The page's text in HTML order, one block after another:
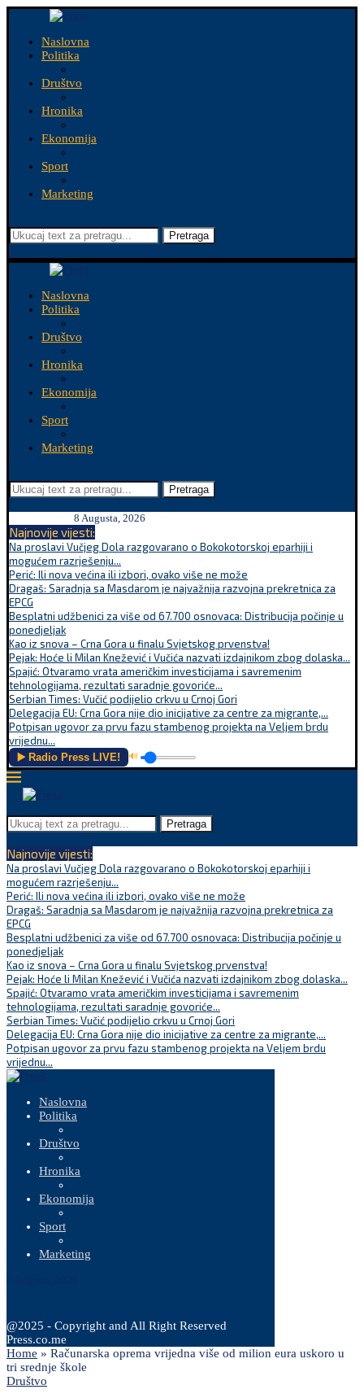
Naslovna
Politika
Društvo
Hronika
Ekonomija
Sport
Marketing
Pretraga
Naslovna
Politika
Društvo
Hronika
Ekonomija
Sport
Marketing
Pretraga
8 Augusta, 2026
Najnovije vijesti:
Na proslavi Vučjeg Dola razgovarano o Bokokotorskoj eparhiji i
mogućem razrješenju...
Perić: Ili nova većina ili izbori, ovako više ne može
Dragaš: Saradnja sa Masdarom je najvažnija razvojna prekretnica za
EPCG
Besplatni udžbenici za više od 67.700 osnovaca: Distribucija počinje u
ponedjeljak
Kao iz snova – Crna Gora u finalu Svjetskog prvenstva!
Pejak: Hoće li Milan Knežević i Vučića nazvati izdajnikom zbog dolaska...
Spajić: Otvaramo vrata američkim investicijama i savremenim
tehnologijama, rezultati saradnje govoriće...
Serbian Times: Vučić podijelio crkvu u Crnoj Gori
Delegacija EU: Crna Gora nije dio inicijative za centre za migrante,...
Potpisan ugovor za prvu fazu stambenog projekta na Veljem brdu
vrijednu...
▶️ Radio Press LIVE! 🔊
Pretraga
Najnovije vijesti:
Na proslavi Vučjeg Dola razgovarano o Bokokotorskoj eparhiji i
mogućem razrješenju...
Perić: Ili nova većina ili izbori, ovako više ne može
Dragaš: Saradnja sa Masdarom je najvažnija razvojna prekretnica za
EPCG
Besplatni udžbenici za više od 67.700 osnovaca: Distribucija počinje u
ponedjeljak
Kao iz snova – Crna Gora u finalu Svjetskog prvenstva!
Pejak: Hoće li Milan Knežević i Vučića nazvati izdajnikom zbog dolaska...
Spajić: Otvaramo vrata američkim investicijama i savremenim
tehnologijama, rezultati saradnje govoriće...
Serbian Times: Vučić podijelio crkvu u Crnoj Gori
Delegacija EU: Crna Gora nije dio inicijative za centre za migrante,...
Potpisan ugovor za prvu fazu stambenog projekta na Veljem brdu
vrijednu...
Naslovna
Politika
Društvo
Hronika
Ekonomija
Sport
Marketing
@2025 - Copyright and All Right Reserved
Press.co.me
Home » Računarska oprema vrijedna više od milion eura uskoro u
tri srednje škole
Društvo